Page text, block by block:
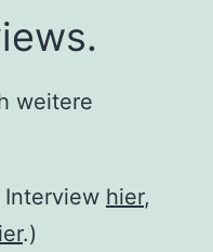
weitere
Interview hier,
.)